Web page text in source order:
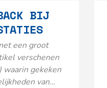
BIJ
een groot
verschenen
waarin gekeken
van…